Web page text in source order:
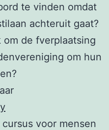
te vinden omdat
achteruit gaat?
de fverplaatsing
om hun
voor mensen